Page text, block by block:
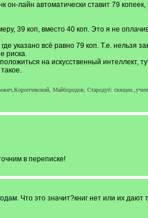
лайн автоматически ставит 79
39 коп, вместо 40 коп. Это я не
указано всё равно 79 коп. Т.е. нельзя
риска.
на искусственный интеллект,
Майбородов; Стародуб:
в переписке!
Что это значит?книг нет или их дают